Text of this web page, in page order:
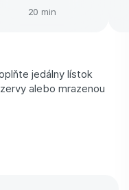
20 min
jedálny lístok
alebo mrazenou